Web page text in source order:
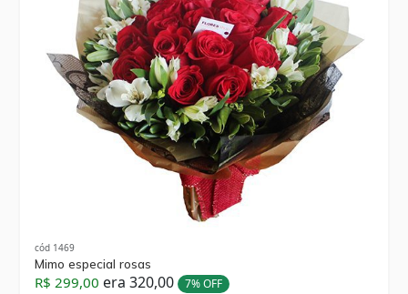
cód 1469
Mimo especial rosas
R$ 299,00 era 320,00 7% OFF